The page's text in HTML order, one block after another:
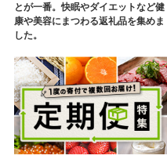
とが一番。快眠やダイエットなど健
康や美容にまつわる返礼品を集めま
した。